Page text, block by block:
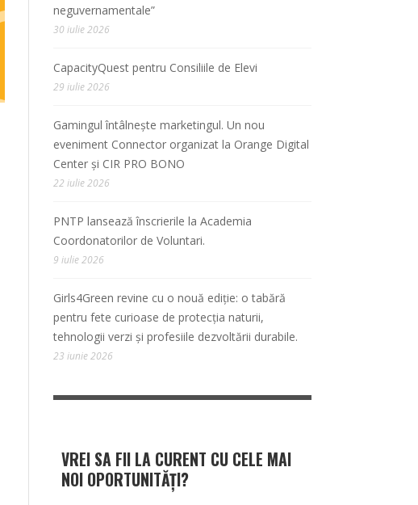
neguvernamentale”
30 iulie 2026
CapacityQuest pentru Consiliile de Elevi
29 iulie 2026
Gamingul întâlnește marketingul. Un nou
eveniment Connector organizat la Orange Digital
Center și CIR PRO BONO
22 iulie 2026
PNTP lansează înscrierile la Academia
Coordonatorilor de Voluntari.
9 iulie 2026
Girls4Green revine cu o nouă ediție: o tabără
pentru fete curioase de protecția naturii,
tehnologii verzi și profesiile dezvoltării durabile.
23 iunie 2026
VREI SA FII LA CURENT CU CELE MAI
NOI OPORTUNITĂȚI?